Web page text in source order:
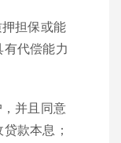
担保或能
代偿能力
并且同意
款本息；